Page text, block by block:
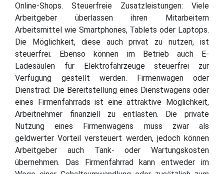
Online-Shops. Steuerfreie Zusatzleistungen: Viele
Arbeitgeber überlassen ihren Mitarbeitern
Arbeitsmittel wie Smartphones, Tablets oder Laptops.
Die Möglichkeit, diese auch privat zu nutzen, ist
steuerfrei. Ebenso können im Betrieb auch E-
Ladesäulen für Elektrofahrzeuge steuerfrei zur
Verfügung gestellt werden. Firmenwagen oder
Dienstrad: Die Bereitstellung eines Dienstwagens oder
eines Firmenfahrrads ist eine attraktive Möglichkeit,
Arbeitnehmer finanziell zu entlasten. Die private
Nutzung eines Firmenwagens muss zwar als
geldwerter Vorteil versteuert werden, jedoch können
Arbeitgeber auch Tank- oder Wartungskosten
übernehmen. Das Firmenfahrrad kann entweder im